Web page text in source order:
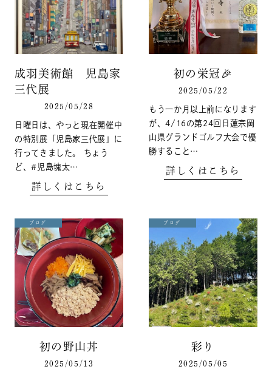
成羽美術館 児島家
三代展
2025/05/28
日曜日は、やっと現在開催中
の特別展「児島家三代展」に
行ってきました。 ちょう
ど、#児島塊太…
詳しくはこちら
初の栄冠🎉
2025/05/22
もう一か月以上前になります
が、4/16の第24回日蓮宗岡
山県グランドゴルフ大会で優
勝すること…
詳しくはこちら
ブログ
初の野山丼
2025/05/13
ブログ
彩り
2025/05/05